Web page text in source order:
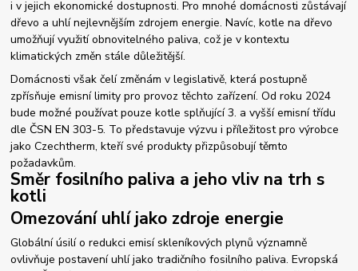
i v jejich ekonomické dostupnosti. Pro mnohé domácnosti zůstávají
dřevo a uhlí nejlevnějším zdrojem energie. Navíc, kotle na dřevo
umožňují využití obnovitelného paliva, což je v kontextu
klimatických změn stále důležitější.
Domácnosti však čelí změnám v legislativě, která postupně
zpřísňuje emisní limity pro provoz těchto zařízení. Od roku 2024
bude možné používat pouze kotle splňující 3. a vyšší emisní třídu
dle ČSN EN 303-5. To představuje výzvu i příležitost pro výrobce
jako Czechtherm, kteří své produkty přizpůsobují těmto
požadavkům.
Směr fosilního paliva a jeho vliv na trh s
kotli
Omezování uhlí jako zdroje energie
Globální úsilí o redukci emisí skleníkových plynů významně
ovlivňuje postavení uhlí jako tradičního fosilního paliva. Evropská